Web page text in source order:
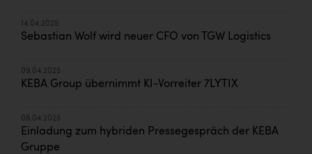
14.04.2025
Sebastian Wolf wird neuer CFO von TGW Logistics
09.04.2025
KEBA Group übernimmt KI-Vorreiter 7LYTIX
08.04.2025
Einladung zum hybriden Pressegespräch der KEBA
Gruppe